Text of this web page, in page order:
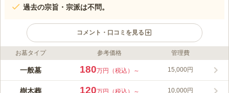
過去の宗旨・宗派は不問。
コメント・口コミを見る
ライフドット編集部のコメント
京王井の頭線「駒場東大前駅」より徒歩3分、 東急田園都市線
花の購入などできる周辺施設も整っているので、いつでもお参り
お墓タイプ 参考価格 管理費
一般墓 180万円（税込）～ 15,000円
樹木葬 120万円（税込）～ 10,000円